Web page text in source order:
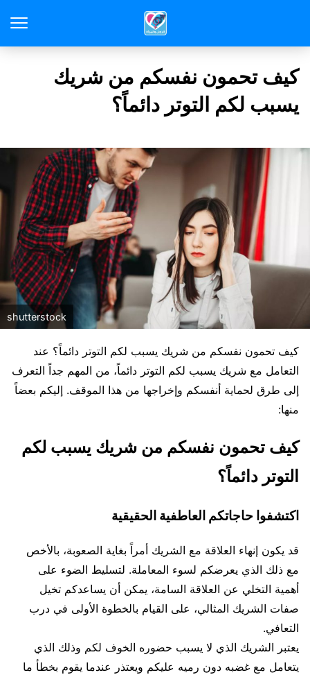
كيف تحمون نفسكم من شريك
يسبب لكم التوتر دائماً؟
shutterstock
كيف تحمون نفسكم من شريك يسبب لكم التوتر دائماً؟ عند
التعامل مع شريك يسبب لكم التوتر دائماً، من المهم جداً التعرف
إلى طرق لحماية أنفسكم وإخراجها من هذا الموقف. إليكم بعضاً
منها:
كيف تحمون نفسكم من شريك يسبب لكم
التوتر دائماً؟
اكتشفوا حاجاتكم العاطفية الحقيقية
قد يكون إنهاء العلاقة مع الشريك أمراً بغاية الصعوبة، بالأخص
مع ذلك الذي يعرضكم لسوء المعاملة. لتسليط الضوء على
أهمية التخلي عن العلاقة السامة، يمكن أن يساعدكم تخيل
صفات الشريك المثالي، على القيام بالخطوة الأولى في درب
التعافي.
يعتبر الشريك الذي لا يسبب حضوره الخوف لكم وذلك الذي
يتعامل مع غضبه دون رميه عليكم ويعتذر عندما يقوم بخطأ ما